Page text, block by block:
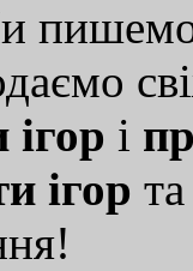
ігор і
ігор